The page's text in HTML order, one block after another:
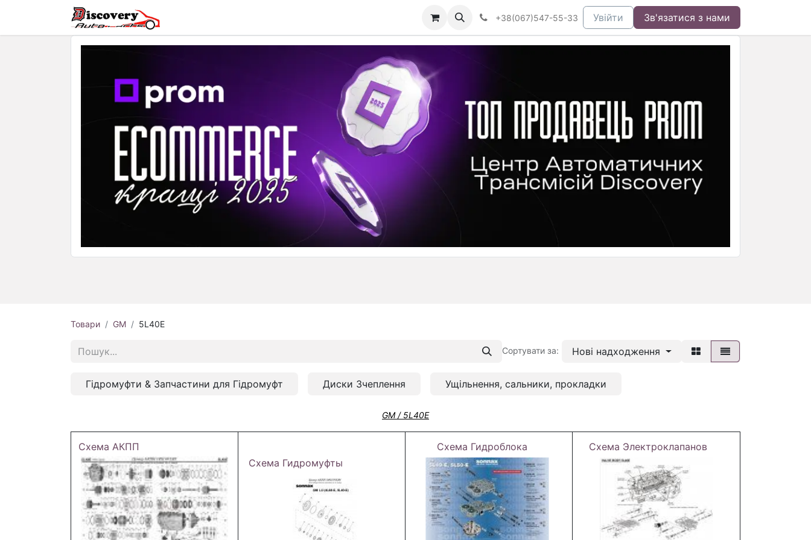
+38(067)547-55-33 Увійти Зв'язатися з нами
Товари GM 5L40E
Сортувати за: Нові надходження
Гідромуфти & Запчастини для Гідромуфт Диски Зчеплення Ущільнення, сальники, прокладки
GM / 5L40E
Схема АКПП
Схема Гидромуфты
Схема Гидроблока Схема Электроклапанов